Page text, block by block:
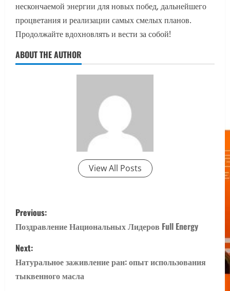
нескончаемой энергии для новых побед, дальнейшего
процветания и реализации самых смелых планов.
Продолжайте вдохновлять и вести за собой!
ABOUT THE AUTHOR
View All Posts
P
o
s
t
Previous:
Поздравление Национальных Лидеров Full Energy
Next:
Натуральное заживление ран: опыт использования
тыквенного масла